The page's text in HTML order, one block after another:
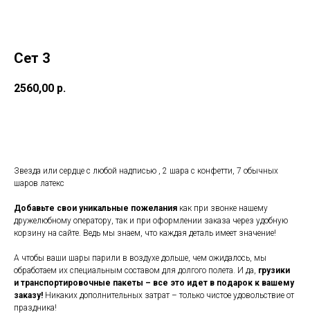
Сет 3
2560,00 р.
Звезда или сердце с любой надписью , 2 шара с конфетти, 7 обычных
шаров латекс
Добавьте свои уникальные пожелания как при звонке нашему
дружелюбному оператору, так и при оформлении заказа через удобную
корзину на сайте. Ведь мы знаем, что каждая деталь имеет значение!
А чтобы ваши шары парили в воздухе дольше, чем ожидалось, мы
обработаем их специальным составом для долгого полета. И да, грузики
и транспортировочные пакеты – все это идет в подарок к вашему
заказу! Никаких дополнительных затрат – только чистое удовольствие от
праздника!